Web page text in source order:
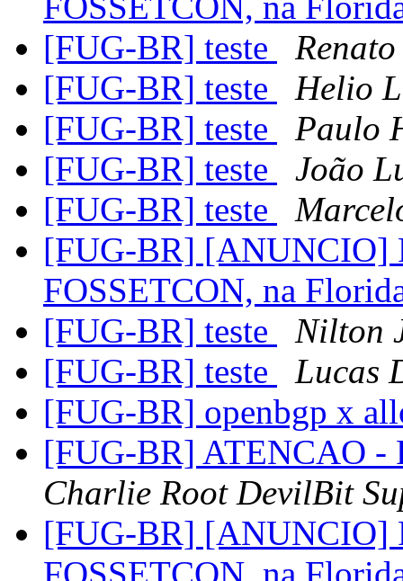
[FUG-BR] teste
[FUG-BR] teste
Helio
[FUG-BR] teste
Paulo
[FUG-BR] teste
João
[FUG-BR] teste
[FUG-BR] [ANUNCIO]
FOSSETCON, na
[FUG-BR] teste
Nilton
[FUG-BR] teste
Lucas
[FUG-BR] openbgp x
[FUG-BR] ATENCAO -
Charlie Root DevilBit
[FUG-BR] [ANUNCIO]